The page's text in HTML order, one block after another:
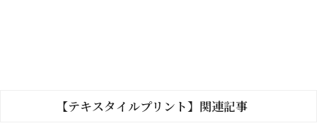
【テキスタイルプリント】関連記事